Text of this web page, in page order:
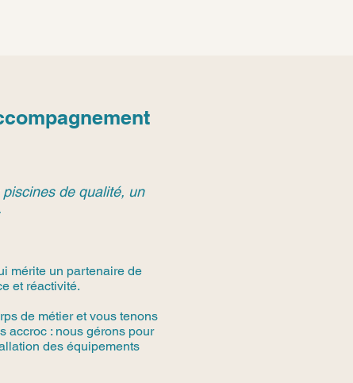
de qualité, un
mérite un partenaire de
et réactivité.
de métier et vous tenons
accroc : nous gérons pour
des équipements